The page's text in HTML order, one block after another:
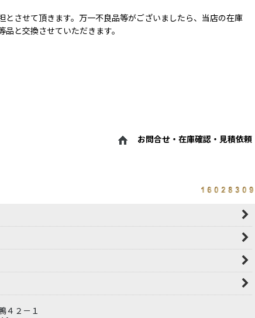
とさせて頂きます。万一不良品等がございましたら、当店の在庫
と交換させていただきます。
お問合せ・在庫確認・見積依頼
４２－１